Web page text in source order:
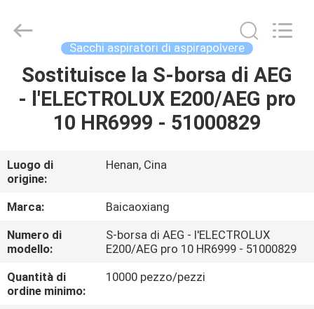
CASA
PRODOTTI
CIRCA
NOI
GIRO
DELLA
FABBRICA
Developed
Sacchi aspiratori di aspirapolvere
Sostituisce la S-borsa di AEG
- l'ELECTROLUX E200/AEG pro
10 HR6999 - 51000829
Luogo di
origine:
Henan, Cina
Marca:
Baicaoxiang
Numero di
modello:
S-borsa di AEG - l'ELECTROLUX
E200/AEG pro 10 HR6999 - 51000829
Quantità di
ordine minimo:
10000 pezzo/pezzi